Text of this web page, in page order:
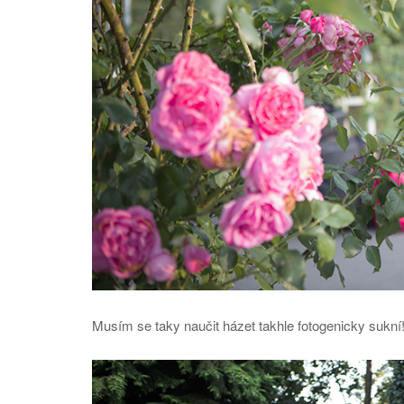
Musím se taky naučit házet takhle fotogenicky sukní!